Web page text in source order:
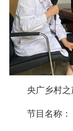
央广乡村
节目名称：